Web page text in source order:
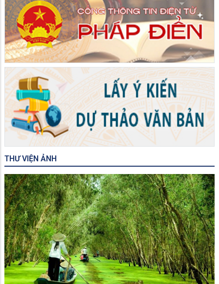
THƯ VIỆN ẢNH